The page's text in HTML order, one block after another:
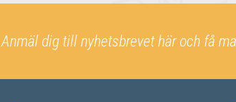
Anmäl dig till nyhetsbrevet här och få